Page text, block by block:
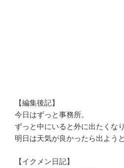
【編集後記】
今日はずっと事務所。
ずっと中にいると外に出たくな
明日は天気が良かったら出よう
【イクメン日記】